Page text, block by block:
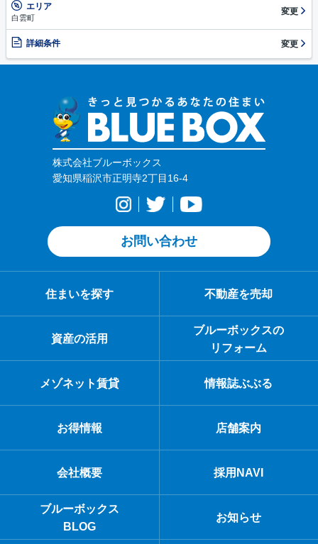
エリア
白雲町
変更
詳細条件 変更
株式会社ブルーボックス
愛知県稲沢市正明寺2丁目16-4
お問い合わせ
住まいを探す 不動産を売却
資産の活用
ブルーボックスの
リフォーム
メゾネット賃貸 情報誌ぶぶる
お得情報 店舗案内
会社概要 採用NAVI
ブルーボックス
BLOG
お知らせ